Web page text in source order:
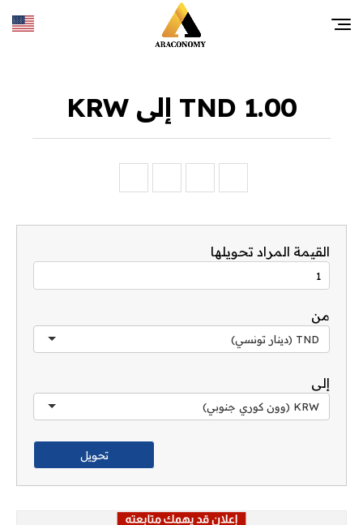
1.00 TND إلى KRW
القيمة المراد تحويلها
من
TND (دينار تونسي)
إلى
KRW (وون كوري جنوبي)